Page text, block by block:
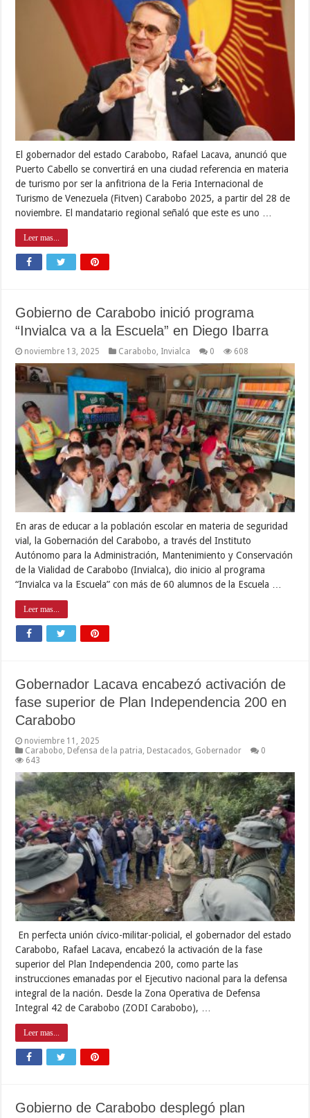
El gobernador del estado Carabobo, Rafael Lacava, anunció que
Puerto Cabello se convertirá en una ciudad referencia en materia
de turismo por ser la anfitriona de la Feria Internacional de
Turismo de Venezuela (Fitven) Carabobo 2025, a partir del 28 de
noviembre. El mandatario regional señaló que este es uno …
Leer mas...
Gobierno de Carabobo inició programa
“Invialca va a la Escuela” en Diego Ibarra
noviembre 13, 2025 Carabobo, Invialca 0 608
En aras de educar a la población escolar en materia de seguridad
vial, la Gobernación del Carabobo, a través del Instituto
Autónomo para la Administración, Mantenimiento y Conservación
de la Vialidad de Carabobo (Invialca), dio inicio al programa
“Invialca va la Escuela” con más de 60 alumnos de la Escuela …
Leer mas...
Gobernador Lacava encabezó activación de
fase superior de Plan Independencia 200 en
Carabobo
noviembre 11, 2025
Carabobo, Defensa de la patria, Destacados, Gobernador
0
643
En perfecta unión cívico-militar-policial, el gobernador del estado
Carabobo, Rafael Lacava, encabezó la activación de la fase
superior del Plan Independencia 200, como parte las
instrucciones emanadas por el Ejecutivo nacional para la defensa
integral de la nación. Desde la Zona Operativa de Defensa
Integral 42 de Carabobo (ZODI Carabobo), …
Leer mas...
Gobierno de Carabobo desplegó plan